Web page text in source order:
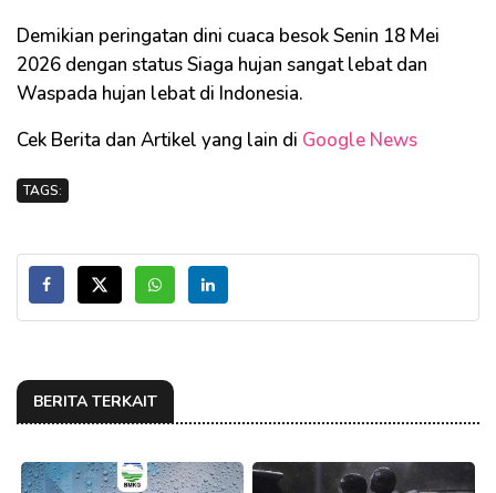
Demikian peringatan dini cuaca besok Senin 18 Mei
2026 dengan status Siaga hujan sangat lebat dan
Waspada hujan lebat di Indonesia.
Cek Berita dan Artikel yang lain di Google News
TAGS:
BERITA TERKAIT